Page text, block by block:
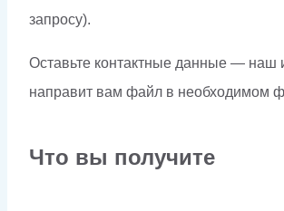
запросу).
Оставьте контактные данные — наш
направит вам файл в необходимом
Что вы получите